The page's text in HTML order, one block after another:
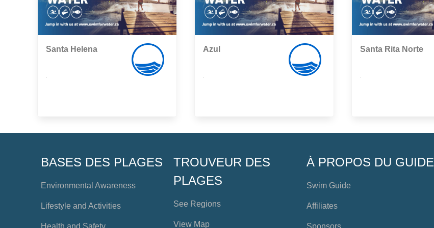
Santa Helena Azul Santa Rita Norte
BASES DES PLAGES
Environmental Awareness
Lifestyle and Activities
Health and Safety
TROUVEUR DES
PLAGES
See Regions
View Map
À PROPOS DU GUIDE
Swim Guide
Affiliates
Sponsors